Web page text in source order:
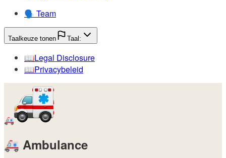
🗣️ Team
Taalkeuze tonen Taal:
📖️Legal Disclosure
📖️Privacybeleid
🚑
🚑 Ambulance